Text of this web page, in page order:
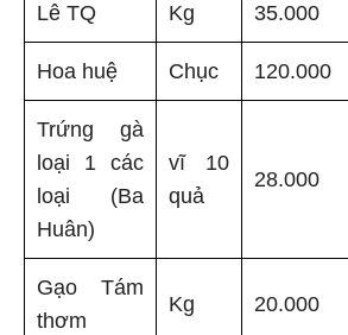
Lê TQ Kg 35.000
Hoa huệ Chục 120.000
Trứng gà
loại 1 các
loại (Ba
Huân)
vĩ 10
quả
28.000
Gạo Tám
thơm
Kg 20.000